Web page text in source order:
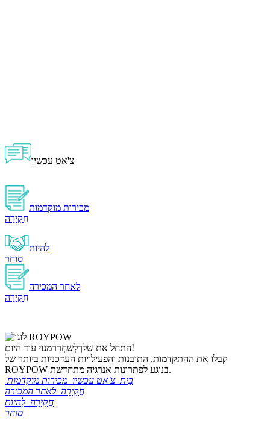
צ'אט עכשיו
מכירות מוקדמות
חֲקִירָה
לִהיוֹת
סוחר
לאחר המכירה
חֲקִירָה
התחל את שלךלְשַׁחְרֵר
מנוי עוד היום!
קבלו את ההתקדמות, התובנות והפעילויות העדכניות ביותר של
ROYPOW בנוגע לפתרונות אנרגיה מתחדשת.
בַּיִת צ'אט עכשיו מכירות מוקדמות
חֲקִירָה לאחר המכירה
חֲקִירָה לִהיוֹת
סוחר